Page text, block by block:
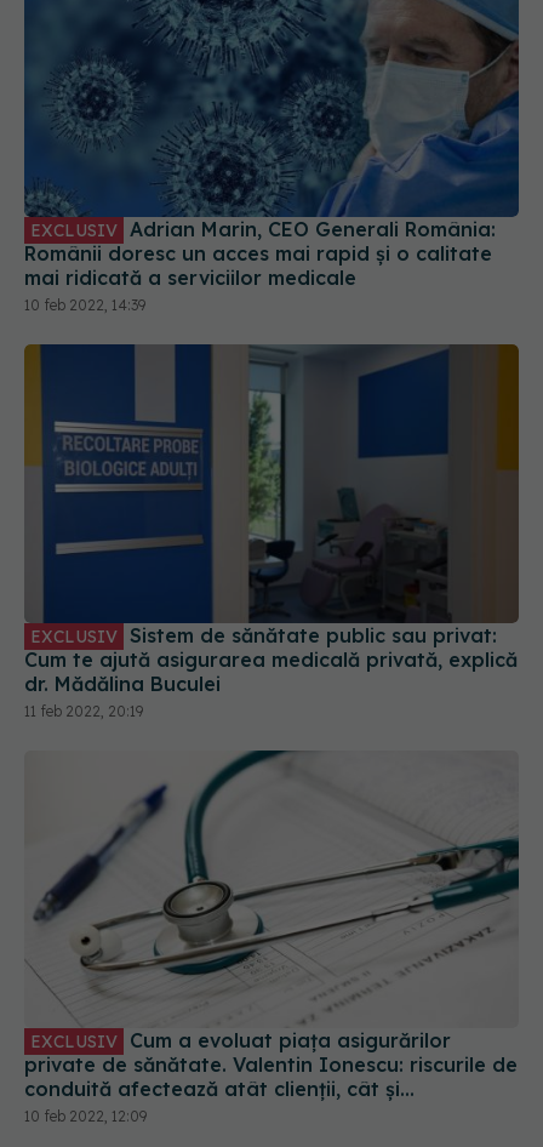
EXCLUSIV
Românii doresc un acces mai rapid și o calitate
mai ridicată a serviciilor medicale
10 feb 2022, 14:39
EXCLUSIV
Cum te ajută asigurarea medicală privată, explică
dr. Mădălina Buculei
11 feb 2022, 20:19
EXCLUSIV
private de sănătate. Valentin Ionescu: riscurile de
conduită afectează atât clienții, cât și
asigurătorii
10 feb 2022, 12:09